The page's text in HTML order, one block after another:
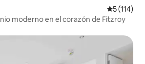
5 (114)
moderno en el corazón de Fitzroy